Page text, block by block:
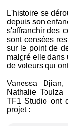
L'histoire se
depuis son
s'affranchir des
sont censées
sur le point de
malgré elle dans
de voleurs qui
Vanessa
Nathalie Toulza
TF1 Studio ont
projet :